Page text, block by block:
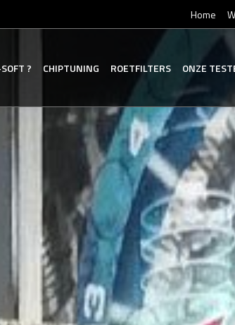
Home
? CHIPTUNING ROETFILTERS ONZE